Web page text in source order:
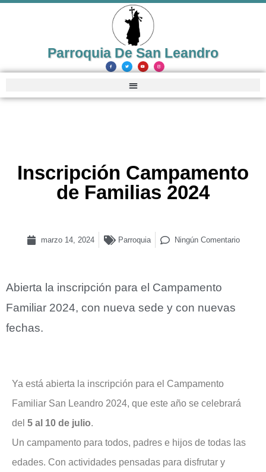
Parroquia De San Leandro
Inscripción Campamento
de Familias 2024
marzo 14, 2024 Parroquia Ningún Comentario
Abierta la inscripción para el Campamento
Familiar 2024, con nueva sede y con nuevas
fechas.
Ya está abierta la inscripción para el Campamento
Familiar San Leandro 2024, que este año se celebrará
del 5 al 10 de julio.
Un campamento para todos, padres e hijos de todas las
edades. Con actividades pensadas para disfrutar y